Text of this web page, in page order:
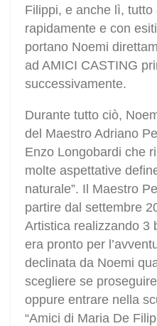
Filippi, e anche lì, tutto
rapidamente e con
portano Noemi
ad AMICI CASTING
successivamente.
Durante tutto ciò,
del Maestro Adriano
Enzo Longobardi che
molte aspettative
naturale”. Il Maestro
partire dal settembre
Artistica realizzando 3
era pronto per
declinata da Noemi
scegliere se
oppure entrare nella
“Amici di Maria De